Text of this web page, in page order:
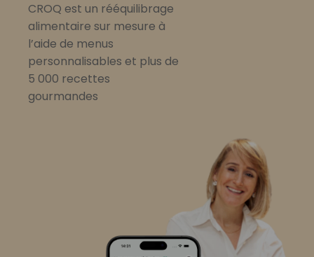
CROQ est un rééquilibrage
alimentaire sur mesure à
l’aide de menus
personnalisables et plus de
5 000 recettes
gourmandes